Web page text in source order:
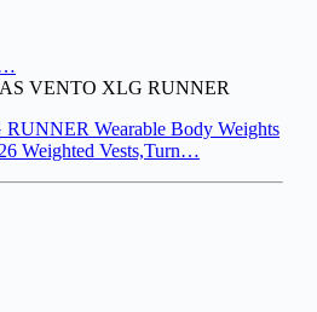
VENTO XLG RUNNER
Wearable Body Weights
Weighted Vests,Turn…